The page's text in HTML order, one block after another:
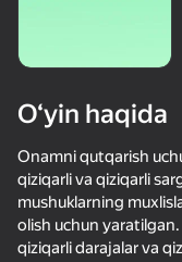
50+ top o‘yinlar,
hatto
O‘yin haqida
Onamni qutqarish
qiziqarli va qiziqarli
mushuklarning
olish uchun
qiziqarli darajalar va